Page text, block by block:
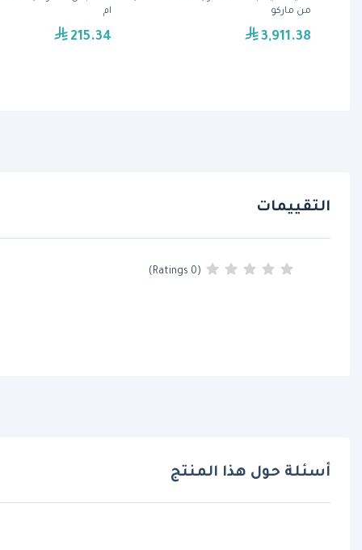
ام
215.34
من ماركو
3,911.38
التقييمات
(0 Ratings)
أسئلة حول هذا المنتج